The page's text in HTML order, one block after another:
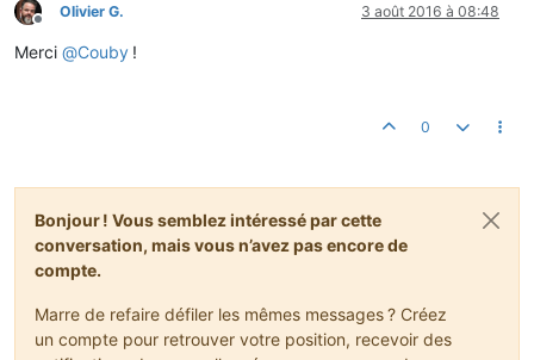
Hors-ligne
Olivier G. 3 août 2016 à 08:48
Merci @Couby !
0
Bonjour ! Vous semblez intéressé par cette
conversation, mais vous n’avez pas encore de
compte.
Marre de refaire défiler les mêmes messages ? Créez
un compte pour retrouver votre position, recevoir des